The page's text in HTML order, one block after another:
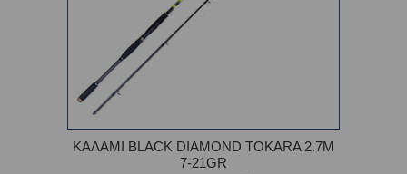
ΚΑΛΑΜΙ BLACK DIAMOND TOKARA 2.7M
7-21GR